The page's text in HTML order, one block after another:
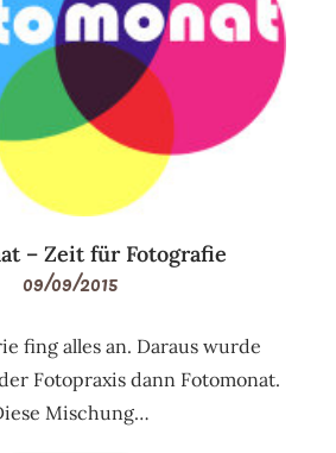
– Zeit für Fotografie
09/09/2015
fing alles an. Daraus wurde
Fotopraxis dann Fotomonat.
Mischung…